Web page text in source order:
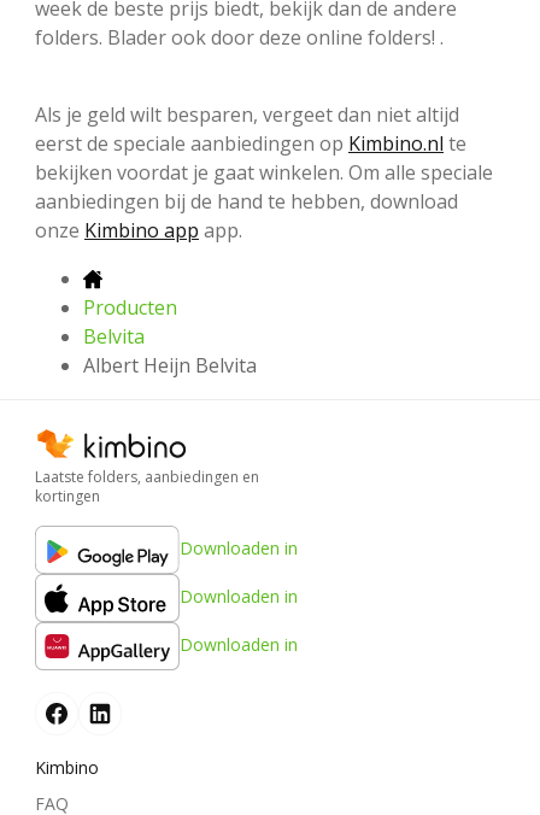
week de beste prijs biedt, bekijk dan de andere
folders. Blader ook door deze online folders! .
Als je geld wilt besparen, vergeet dan niet altijd
eerst de speciale aanbiedingen op Kimbino.nl te
bekijken voordat je gaat winkelen. Om alle speciale
aanbiedingen bij de hand te hebben, download
onze Kimbino app app.
Producten
Belvita
Albert Heijn Belvita
Laatste folders, aanbiedingen en
kortingen
Downloaden in
Downloaden in
Downloaden in
Kimbino
FAQ